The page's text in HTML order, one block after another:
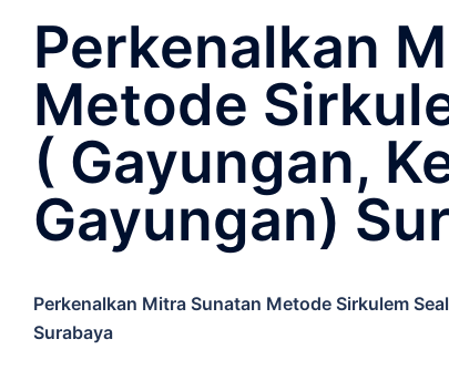
Perkenalkan
Metode
( Gayungan,
Gayungan)
Perkenalkan Mitra Sunatan Metode Sirkulem
Surabaya